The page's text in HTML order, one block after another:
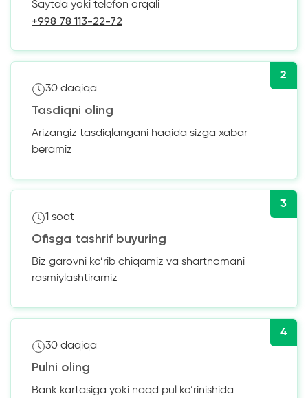
Saytda yoki telefon orqali
+998 78 113-22-72
2
30 daqiqa
Tasdiqni oling
Arizangiz tasdiqlangani haqida sizga xabar
beramiz
3
1 soat
Ofisga tashrif buyuring
Biz garovni ko’rib chiqamiz va shartnomani
rasmiylashtiramiz
4
30 daqiqa
Pulni oling
Bank kartasiga yoki naqd pul ko’rinishida